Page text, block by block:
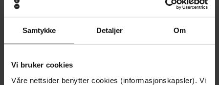
Samtykke Detaljer Om
Vi bruker cookies
Våre nettsider benytter cookies (informasjonskapsler). Vi
Andre har også kjøpt